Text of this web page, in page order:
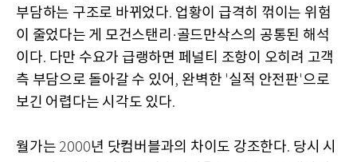
부담하는 구조로 바뀌었다. 업황이 급격히 꺾이는 위험
이 줄었다는 게 모건스탠리 ·골드만삭스의 공통된 해석
이다. 다만 수요가 급랭하면 페널티 조항이 오히려 고객
측 부담으로 돌아갈 수 있어 , 완벽한 '실적 안전판'으로
보긴 어렵다는 시각도 있다.
월가는 2000년 닷컴버블과의 차이도 강조한다. 당시 시